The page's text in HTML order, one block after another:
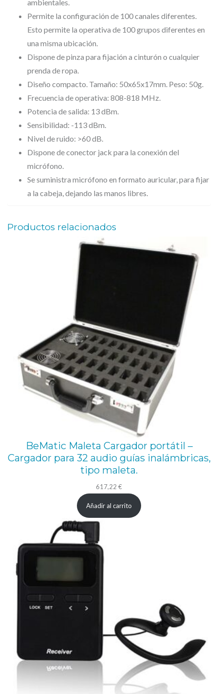
ambientales.
Permite la configuración de 100 canales diferentes.
Esto permite la operativa de 100 grupos diferentes en
una misma ubicación.
Dispone de pinza para fijación a cinturón o cualquier
prenda de ropa.
Diseño compacto. Tamaño: 50x65x17mm. Peso: 50g.
Frecuencia de operativa: 808-818 MHz.
Potencia de salida: 13 dBm.
Sensibilidad: -113 dBm.
Nivel de ruido: >60 dB.
Dispone de conector jack para la conexión del
micrófono.
Se suministra micrófono en formato auricular, para fijar
a la cabeja, dejando las manos libres.
Productos relacionados
BeMatic Maleta Cargador portátil –
Cargador para 32 audio guías inalámbricas,
tipo maleta.
617,22 €
Añadir al carrito